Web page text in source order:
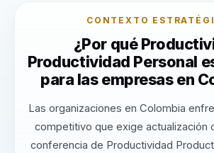
CONTEXTO
¿Por qué
Productividad Personal
para las empresas en
Las organizaciones en Colombia
competitivo que exige actualización
conferencia de Productividad